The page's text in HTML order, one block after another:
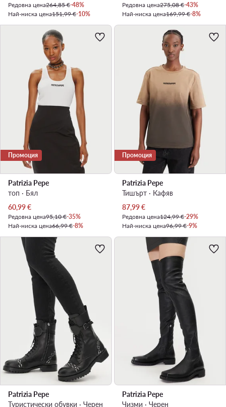
Редовна цена264,85 €-48%
Най-ниска цена151,99 €-10%
Редовна цена275,08 €-43%
Най-ниска цена169,99 €-8%
Промоция
Patrizia Pepe
топ · Бял
Актуална цена
60,99€
Редовна цена95,10 €-35%
Най-ниска цена66,99 €-8%
Промоция
Patrizia Pepe
Тишърт · Кафяв
Актуална цена
87,99€
Редовна цена124,99 €-29%
Най-ниска цена96,99 €-9%
Patrizia Pepe
Туристически oбувки · Черен
Patrizia Pepe
Чизми · Черен